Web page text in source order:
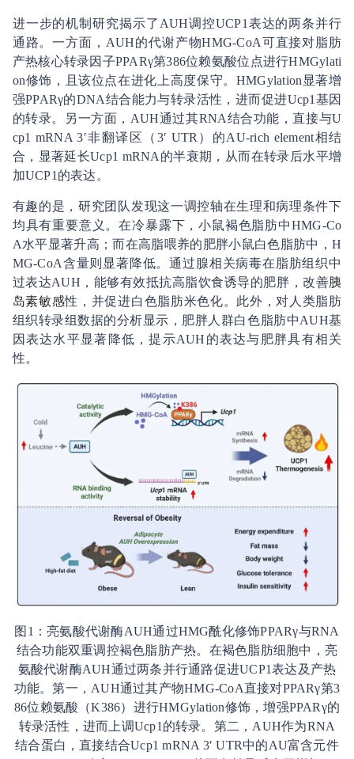
进一步的机制研究揭示了AUH调控UCP1表达的两条并行
通路。一方面，AUH的代谢产物HMG-CoA可直接对脂肪
产热核心转录因子PPARγ第386位赖氨酸位点进行HMGylati
on修饰，且该位点在进化上高度保守。HMGylation显著增
强PPARγ的DNA结合能力与转录活性，进而促进Ucp1基因
的转录。另一方面，AUH通过其RNA结合功能，直接与U
cp1 mRNA 3′非翻译区（3′ UTR）的AU-rich element相结
合，显著延长Ucp1 mRNA的半衰期，从而在转录后水平增
加UCP1的表达。
有趣的是，研究团队发现这一调控轴在生理和病理条件下
均具有重要意义。在冷暴露下，小鼠褐色脂肪中HMG-Co
A水平显著升高；而在高脂喂养的肥胖小鼠白色脂肪中，H
MG-CoA含量则显著降低。通过腺相关病毒在脂肪组织中
过表达AUH，能够有效抵抗高脂饮食诱导的肥胖，改善胰
岛素敏感性，并促进白色脂肪米色化。此外，对人类脂肪
组织转录组数据的分析显示，肥胖人群白色脂肪中AUH基
因表达水平显著降低，提示AUH的表达与肥胖具有相关
性。
图1：亮氨酸代谢酶AUH通过HMG酰化修饰PPARγ与RNA
结合功能双重调控褐色脂肪产热。在褐色脂肪细胞中，亮
氨酸代谢酶AUH通过两条并行通路促进UCP1表达及产热
功能。第一，AUH通过其产物HMG-CoA直接对PPARγ第3
86位赖氨酸（K386）进行HMGylation修饰，增强PPARγ的
转录活性，进而上调Ucp1的转录。第二，AUH作为RNA
结合蛋白，直接结合Ucp1 mRNA 3′ UTR中的AU富含元件